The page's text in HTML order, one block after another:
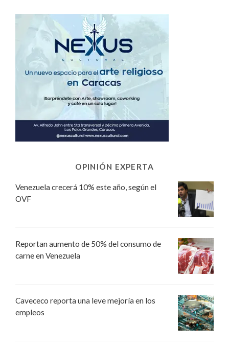
OPINIÓN EXPERTA
Venezuela crecerá 10% este año, según el
OVF
Reportan aumento de 50% del consumo de
carne en Venezuela
Cavececo reporta una leve mejoría en los
empleos